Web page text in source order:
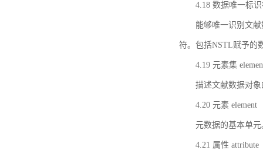
4.18 数据唯一标
能够唯一识别文
符。包括NSTL赋予的
4.19 元素集
描述文献数据对
4.20 元素 element
元数据的基本单元
4.21 属性 attribute